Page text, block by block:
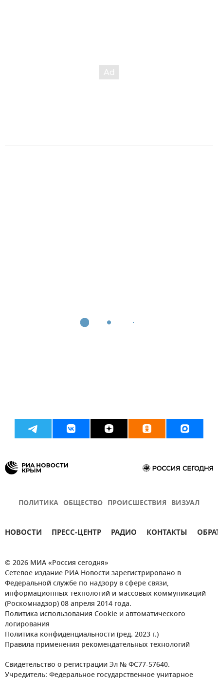
ПОЛИТИКА ОБЩЕСТВО ПРОИСШЕСТВИЯ ВИЗУАЛ
НОВОСТИ ПРЕСС-ЦЕНТР РАДИО КОНТАКТЫ
© 2026 МИА «Россия сегодня»
Сетевое издание РИА Новости зарегистрировано в
Федеральной службе по надзору в сфере связи,
информационных технологий и массовых коммуникаций
(Роскомнадзор) 08 апреля 2014 года.
Политика использования Cookie и автоматического
логирования
Политика конфиденциальности (ред. 2023 г.)
Правила применения рекомендательных технологий
Свидетельство о регистрации Эл № ФС77-57640.
Учредитель: Федеральное государственное унитарное